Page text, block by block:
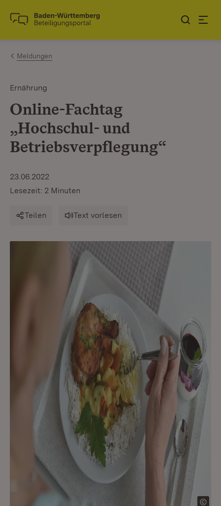
Zum Inhalt springen
Link zur Startseite
Meldungen
Ernährung
Online-Fachtag
„Hochschul- und
Betriebsverpflegung“
23.06.2022
Lesezeit: 2 Minuten
Teilen Text vorlesen